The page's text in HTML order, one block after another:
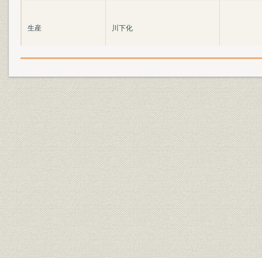
生産 川下化
海外事業 国際化
技術 たゆまぬ研究努力
技術 最新技術のもとに
技術 新素材の事業化